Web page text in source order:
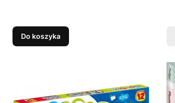
Do koszyka